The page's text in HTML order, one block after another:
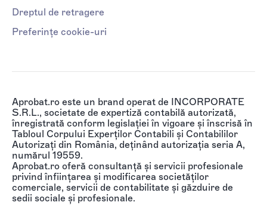
Dreptul de retragere
Preferințe cookie-uri
Aprobat.ro este un brand operat de INCORPORATE
S.R.L., societate de expertiză contabilă autorizată,
înregistrată conform legislației în vigoare și înscrisă în
Tabloul Corpului Experților Contabili și Contabililor
Autorizați din România, deținând autorizația seria A,
numărul 19559.
Aprobat.ro oferă consultanță și servicii profesionale
privind înființarea și modificarea societăților
comerciale, servicii de contabilitate și găzduire de
sedii sociale și profesionale.